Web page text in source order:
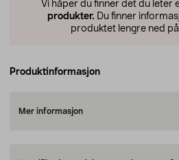
Vi håper du finner det du leter
produkter. Du finner
produktet lengre ned
Produktinformasjon
Mer informasjon